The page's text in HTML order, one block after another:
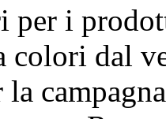
per i
colori dal
la